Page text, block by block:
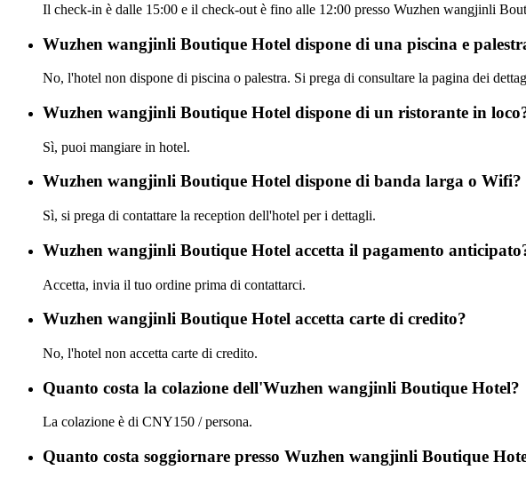
Il check-in è dalle 15:00 e il check-out è fino alle 12:00 presso Wuzhen wangjinli
Wuzhen wangjinli Boutique Hotel dispone di una piscina e
No, l'hotel non dispone di piscina o palestra. Si prega di consultare la pagina dei
Wuzhen wangjinli Boutique Hotel dispone di un ristorante in
Sì, puoi mangiare in hotel.
Wuzhen wangjinli Boutique Hotel dispone di banda larga o Wifi?
Sì, si prega di contattare la reception dell'hotel per i dettagli.
Wuzhen wangjinli Boutique Hotel accetta il pagamento
Accetta, invia il tuo ordine prima di contattarci.
Wuzhen wangjinli Boutique Hotel accetta carte di credito?
No, l'hotel non accetta carte di credito.
Quanto costa la colazione dell'Wuzhen wangjinli Boutique Hotel?
La colazione è di CNY150 / persona.
Quanto costa soggiornare presso Wuzhen wangjinli Boutique